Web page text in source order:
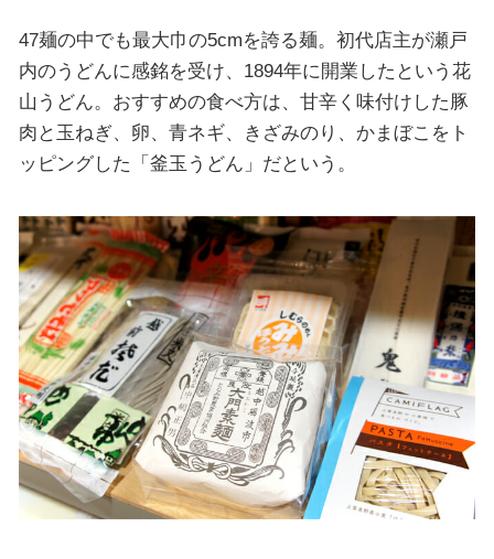
47麺の中でも最大巾の5cmを誇る麺。初代店主が瀬戸
内のうどんに感銘を受け、1894年に開業したという花
山うどん。おすすめの食べ方は、甘辛く味付けした豚
肉と玉ねぎ、卵、青ネギ、きざみのり、かまぼこをト
ッピングした「釜玉うどん」だという。